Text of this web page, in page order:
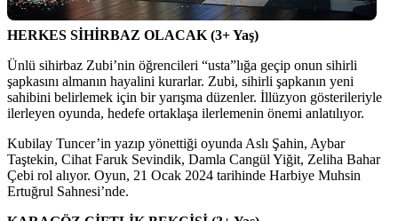
HERKES SİHİRBAZ OLACAK (3+ Yaş)
Ünlü sihirbaz Zubi’nin öğrencileri “usta”lığa geçip onun sihirli
şapkasını almanın hayalini kurarlar. Zubi, sihirli şapkanın yeni
sahibini belirlemek için bir yarışma düzenler. İllüzyon gösterileriyle
ilerleyen oyunda, hedefe ortaklaşa ilerlemenin önemi anlatılıyor.
Kubilay Tuncer’in yazıp yönettiği oyunda Aslı Şahin, Aybar
Taştekin, Cihat Faruk Sevindik, Damla Cangül Yiğit, Zeliha Bahar
Çebi rol alıyor. Oyun, 21 Ocak 2024 tarihinde Harbiye Muhsin
Ertuğrul Sahnesi’nde.